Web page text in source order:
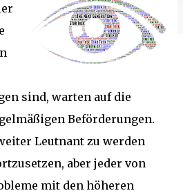
sind, warten auf die
Beförderungen.
Leutnant zu werden
aber jeder von
mit den höheren